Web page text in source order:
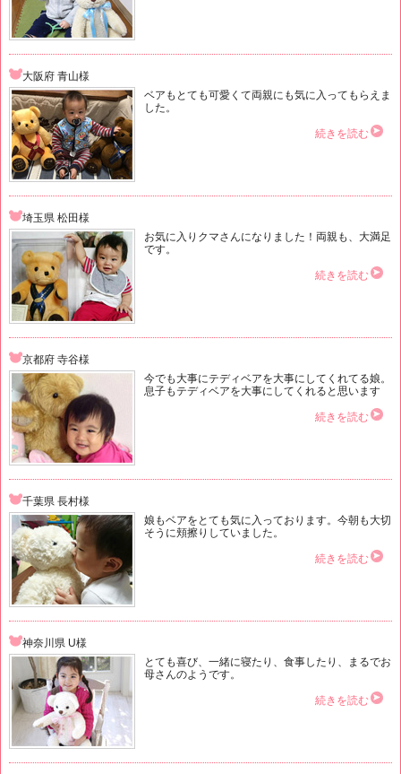
大阪府 青山様
ベアもとても可愛くて両親にも気に入ってもらえま
した。
続きを読む
埼玉県 松田様
お気に入りクマさんになりました！両親も、大満足
です。
続きを読む
京都府 寺谷様
今でも大事にテディベアを大事にしてくれてる娘。
息子もテディベアを大事にしてくれると思います
続きを読む
千葉県 長村様
娘もベアをとても気に入っております。今朝も大切
そうに頬擦りしていました。
続きを読む
神奈川県 U様
とても喜び、一緒に寝たり、食事したり、まるでお
母さんのようです。
続きを読む